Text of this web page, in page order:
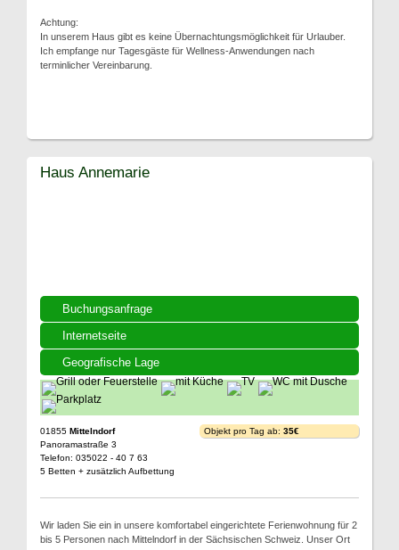
Achtung:
In unserem Haus gibt es keine Übernachtungsmöglichkeit für Urlauber.
Ich empfange nur Tagesgäste für Wellness-Anwendungen nach
terminlicher Vereinbarung.
Buchungsanfrage
Internetseite
Geografische Lage
Haus Annemarie
01855 Mittelndorf
Panoramastraße 3
Telefon: 035022 - 40 7 63
5 Betten + zusätzlich Aufbettung
Objekt pro Tag ab: 35€
Wir laden Sie ein in unsere komfortabel eingerichtete Ferienwohnung für 2
bis 5 Personen nach Mittelndorf in der Sächsischen Schweiz. Unser Ort